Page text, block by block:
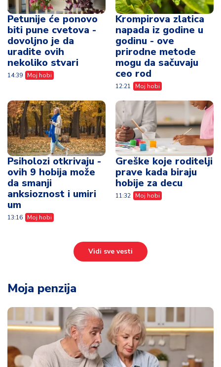
Petunije će ponovo
biti pune cvetova -
dovoljno je da
uradite ovih
nekoliko stvari
14:39 Moj hobi
Krompirova zlatica
napada iz godine u
godinu - ove
prirodne metode
mogu da sačuvaju
ceo rod
12:21 Moj hobi
Psiholozi otkrivaju -
ovih 9 hobija može
da smanji
anksioznost i umiri
um
13:16 Moj hobi
Greške koje roditelji
prave kada biraju
hobije za decu
11:32 Moj hobi
Vidi sve vesti
Moja penzija